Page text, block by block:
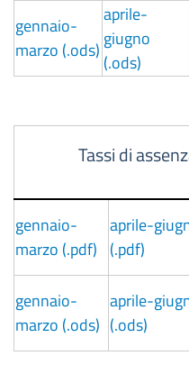
gennaio-
marzo (.ods)
aprile-
giugno
(.ods)
Tassi di
gennaio-
marzo (.pdf)
aprile-
(.pdf)
gennaio-
marzo (.ods)
aprile-
(.ods)